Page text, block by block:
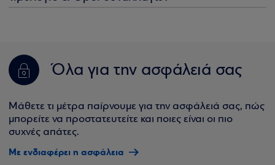
Όλα για την ασφάλειά σας
Μάθετε τι μέτρα παίρνουμε για την ασφάλειά σας, πώς
μπορείτε να προστατευτείτε και ποιες είναι οι πιο
συχνές απάτες.
Με ενδιαφέρει η ασφάλεια